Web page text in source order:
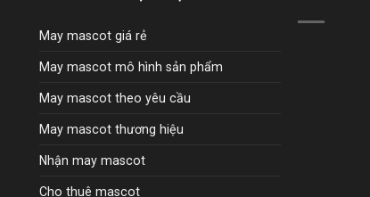
May mascot giá rẻ
May mascot mô hình sản phẩm
May mascot theo yêu cầu
May mascot thương hiệu
Nhận may mascot
Cho thuê mascot